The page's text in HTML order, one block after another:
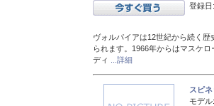
登録
ヴォルパイアは12世紀から続く
られます。1966年からはマスケ
ディ
...詳細
スピ
モデル: